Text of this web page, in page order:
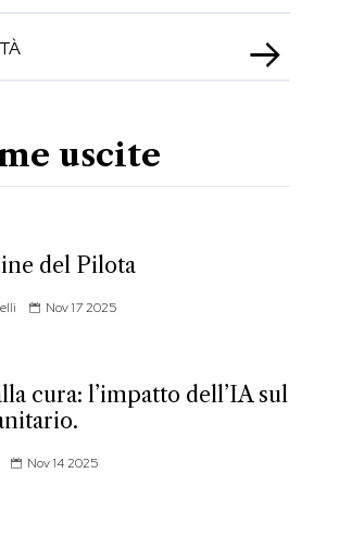
uscite
del Pilota
Nov 17 2025
cura: l’impatto dell’IA sul
Nov 14 2025